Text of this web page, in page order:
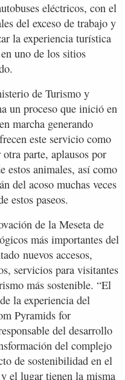
eléctricos, con el
del exceso de trabajo y
la experiencia turística
uno de los sitios
de Turismo y
un proceso que inició en
marcha generando
este servicio como
parte, aplausos por
estos animales, así como
del acoso muchas veces
estos paseos.
de la Meseta de
más importantes del
nuevos accesos,
servicios para visitantes
más sostenible. “El
la experiencia del
Pyramids for
del desarrollo
del complejo
de sostenibilidad en el
el lugar tienen la misma